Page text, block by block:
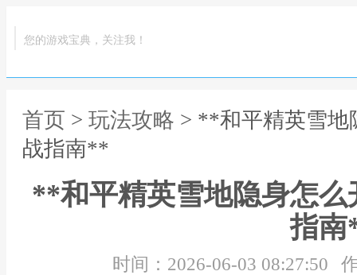
您的游戏宝典，关注我！
首页 > 玩法攻略 > **和平精英雪地
战指南**
**和平精英雪地隐身怎
指
时间：2026-06-03 08:27:50